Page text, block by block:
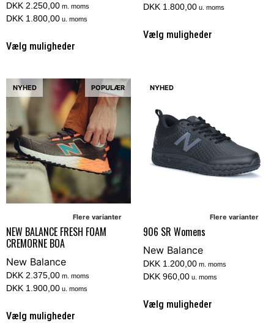
DKK 2.250,00 m. moms
DKK 1.800,00 u. moms
Vælg muligheder
DKK 1.800,00 u. moms
Vælg muligheder
NYHED POPULÆR
Flere varianter
NEW BALANCE FRESH FOAM
CREMORNE BOA
New Balance
DKK 2.375,00 m. moms
DKK 1.900,00 u. moms
Vælg muligheder
NYHED
Flere varianter
906 SR Womens
New Balance
DKK 1.200,00 m. moms
DKK 960,00 u. moms
Vælg muligheder